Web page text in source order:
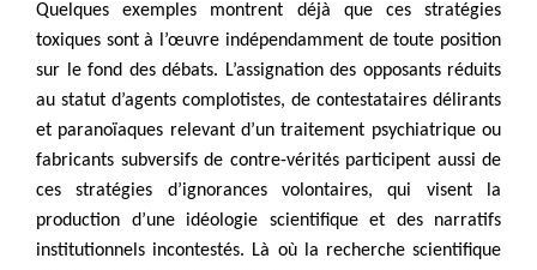
Quelques exemples montrent déjà que ces stratégies
toxiques sont à l’œuvre indépendamment de toute position
sur le fond des débats. L’assignation des opposants réduits
au statut d’agents complotistes, de contestataires délirants
et paranoïaques relevant d’un traitement psychiatrique ou
fabricants subversifs de contre-vérités participent aussi de
ces stratégies d’ignorances volontaires, qui visent la
production d’une idéologie scientifique et des narratifs
institutionnels incontestés. Là où la recherche scientifique